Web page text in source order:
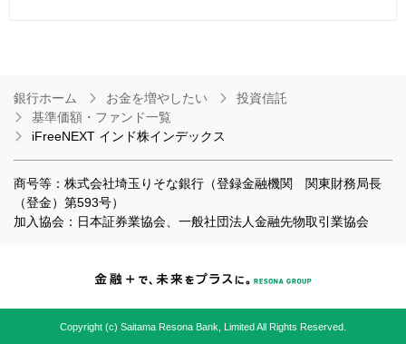
銀行ホーム お金を増やしたい
投資信託
基準価額・ファンド一覧
iFreeNEXT インド株インデックス
商号等：株式会社埼玉りそな銀行（登録金融機関 関東財務局長
（登金）第593号）
加入協会：日本証券業協会、一般社団法人金融先物取引業協会
Copyright (c) Saitama Resona Bank, Limited All Rights Reserved.